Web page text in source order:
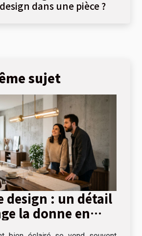
dans une pièce ?
sujet
design : un détail
la donne en